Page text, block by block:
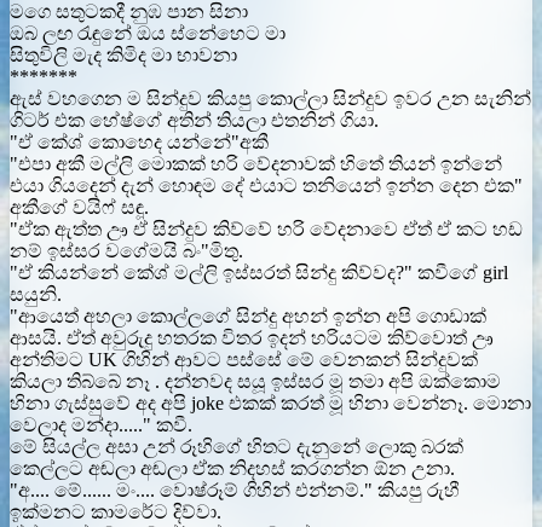
මගෙ සතුටකදී නුඹ පාන සිනා
ඔබ ලඟ රැඳුනේ ඔය ස්නේහෙට මා
සිතුවිලි මැද කිමිද මා භාවනා
*******
ඇස් වහගෙන ම සින්දුව කියපු කොල්ලා සින්දුව ඉවර උන සැනින්
ගිටර් එක හේෂ්ගේ අතින් තියලා එතනින් ගියා.
"ඒ කේශ් කොහෙද යන්නේ"අකී
"එපා අකී මල්ලි මොකක් හරි වේදනාවක් හිතේ තියන් ඉන්නේ
එයා ගියදෙන් දැන් හොඳම දේ එයාට තනියෙන් ඉන්න දෙන එක"
අකීගේ වයිෆ් සඳූ.
"ඒක ඇත්ත ඌ ඒ සින්දුව කිව්වේ හරි වේදනාවෙ ඒත් ඒ කට හඩ
නම් ඉස්සර වගේමයි බං"මිතු.
"ඒ කියන්නේ කේශ් මල්ලි ඉස්සරත් සින්දු කිව්වද?" කවීගේ girl
සයුනි.
"ආයෙත් අහලා කොල්ලගේ සින්දු අහන් ඉන්න අපි ගොඩාක්
ආසයි. ඒත් අවුරුදු හතරක විතර ඉදන් හරියටම කිව්වොත් ඌ
අන්තිමට UK ගිහින් ආවට පස්සේ මේ වෙනකන් සින්දුවක්
කියලා තිබ්බේ නෑ . දන්නවද සයූ ඉස්සර මූ තමා අපි ඔක්කොම
හිනා ගැස්සුවේ අද අපි joke එකක් කරත් මූ හිනා වෙන්නෑ. මොනා
වෙලාද මන්දා....." කවී.
මේ සියල්ල අසා උන් රූහිගේ හිතට දැනුනේ ලොකු බරක්
කෙල්ලට අඬලා අඬලා ඒක නිදහස් කරගන්න ඕන උනා.
"අ.... මේ...... මං.... වොෂ්රූම් ගිහින් එන්නම්." කියපු රුහී
ඉක්මනට කාමරේට දිව්වා.